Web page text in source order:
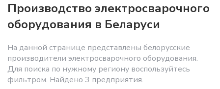
Производство электросварочного
оборудования в Беларуси
На данной странице представлены белорусские
производители электросварочного оборудования.
Для поиска по нужному региону воспользуйтесь
фильтром. Найдено 3 предприятия.